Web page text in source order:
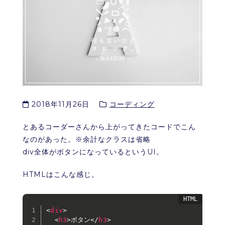
2018年11月26日 コーディング
とあるコーダーさんから上がってきたコードでこん
なのがあった。※余計なクラスは省略
div全体がボタンになっているというUI。
HTMLはこんな感じ。
<div>
<h3>ボタン</ h3>